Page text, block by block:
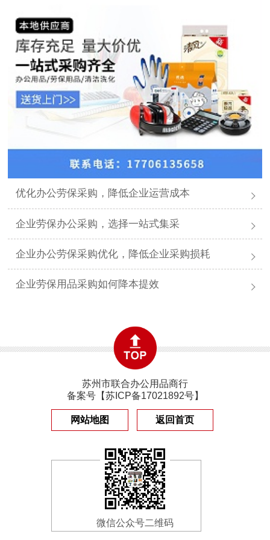
优化办公劳保采购，降低企业运营成本
企业劳保办公采购，选择一站式集采
企业办公劳保采购优化，降低企业采购损耗
企业劳保用品采购如何降本提效
苏州市联合办公用品商行
备案号【苏ICP备17021892号】
网站地图 返回首页
微信公众号二维码